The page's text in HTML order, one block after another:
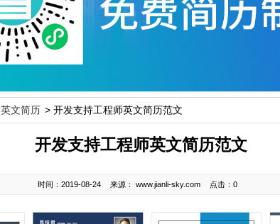
英文简历 > 开发支持工程师英文简历范文
开发支持工程师英文简历范文
时间：2019-08-24 来源： www.jianli-sky.com 点击：0